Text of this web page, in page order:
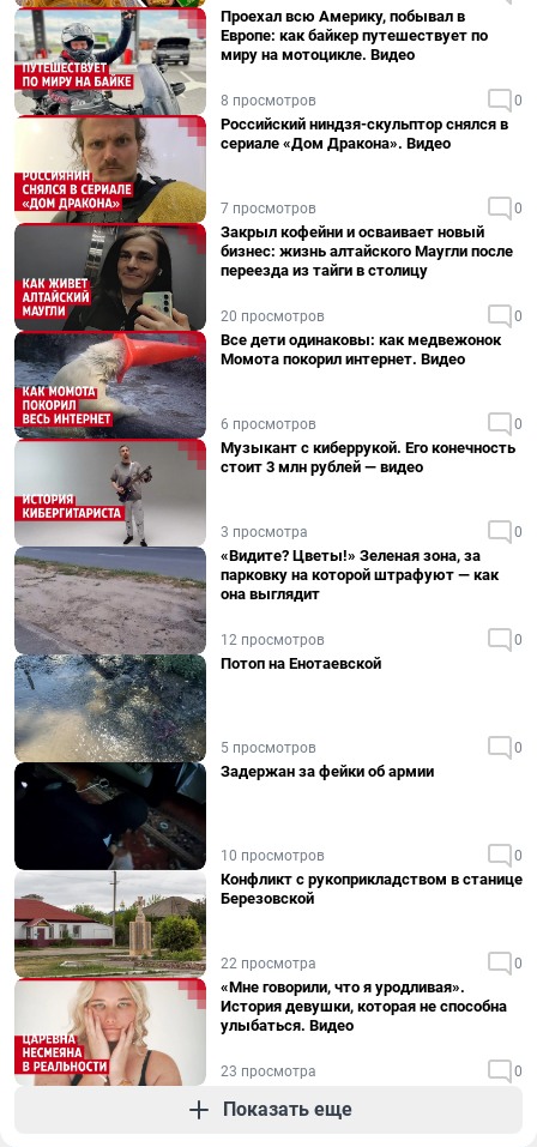
Проехал всю Америку, побывал в
Европе: как байкер путешествует по
миру на мотоцикле. Видео
8 просмотров 0
Российский ниндзя-скульптор снялся в
сериале «Дом Дракона». Видео
7 просмотров 0
Закрыл кофейни и осваивает новый
бизнес: жизнь алтайского Маугли после
переезда из тайги в столицу
20 просмотров 0
Все дети одинаковы: как медвежонок
Момота покорил интернет. Видео
6 просмотров 0
Музыкант с киберрукой. Его конечность
стоит 3 млн рублей — видео
3 просмотра 0
«Видите? Цветы!» Зеленая зона, за
парковку на которой штрафуют — как
она выглядит
12 просмотров 0
Потоп на Енотаевской
5 просмотров 0
Задержан за фейки об армии
10 просмотров 0
Конфликт с рукоприкладством в станице
Березовской
22 просмотра 0
«Мне говорили, что я уродливая».
История девушки, которая не способна
улыбаться. Видео
23 просмотра 0
Показать еще